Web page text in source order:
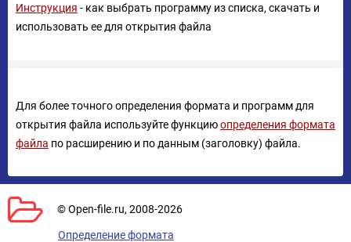
Инструкция - как выбрать программу из списка, скачать и
использовать ее для открытия файла
Для более точного определения формата и программ для
открытия файла используйте функциюопределения формата
файла по расширению и по данным (заголовку) файла.
© Open-file.ru, 2008-2026
Определение формата